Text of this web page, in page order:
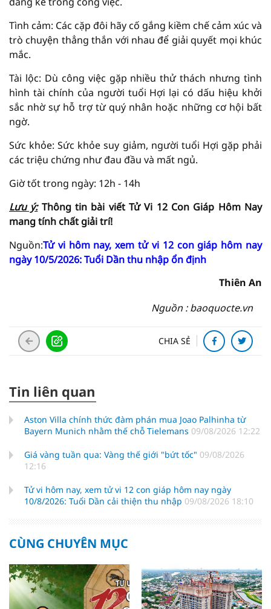
Tình cảm: Các cặp đôi hãy cố gắng kiềm chế cảm xúc và
trò chuyện thẳng thắn với nhau để giải quyết mọi khúc
mắc.
Tài lộc: Dù công việc gặp nhiều thử thách nhưng tình
hình tài chính của người tuổi Hợi lại có dấu hiệu khởi
sắc nhờ sự hỗ trợ từ quý nhân hoặc những cơ hội bất
ngờ.
Sức khỏe: Sức khỏe suy giảm, người tuổi Hợi gặp phải
các triệu chứng như đau đầu và mất ngủ.
Giờ tốt trong ngày: 12h - 14h
Lưu ý: Thông tin bài viếtTử Vi 12 Con Giáp Hôm Nay
mang tính chất giảitrí!
Nguồn:Tử vi hôm nay, xem tử vi 12 con giáp hôm nay
ngày 10/5/2026: Tuổi Dần thu nhập ổn định
Thiên An
Nguồn : baoquocte.vn
CHIA SẺ
Tin liên quan
Aston Villa chính thức đàm phán mua Joao Palhinha từ
Bayern Munich nhằm thế chỗ Tielemans 09/08/2026 12:22
Giá vàng tuần qua: Vàng thế giới "bứt tốc" 09/08/2026
12:16
Tử vi hôm nay, xem tử vi 12 con giáp hôm nay ngày
10/8/2026: Tuổi Dần cải thiện thu nhập 09/08/2026 18:10
CÙNG CHUYÊN MỤC